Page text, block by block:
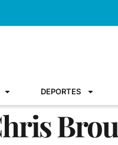
DEPORTES